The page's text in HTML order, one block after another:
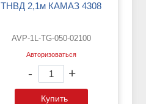
ТНВД 2,1м КАМАЗ 4308
AVP-1L-TG-050-02100
Авторизоваться
- +
Купить